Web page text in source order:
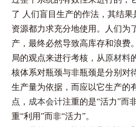
了 人们盲目生产的作法，其结
资源都力求充分地使用。人们为
产，最终必然导致高库存和浪费
局的观点来进行考核，从原材料
核体系对瓶颈与非瓶颈是分别对
生产量为依据，而应以它生产的
点， 成本会计注重的是“活力”而
重“利用”而非“活力”。